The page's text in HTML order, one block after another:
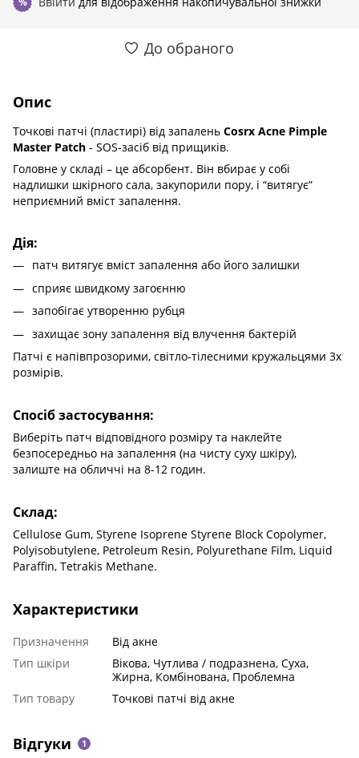
До обраного
Опис
Точкові патчі (пластирі) від запалень Cosrx Acne Pimple
Master Patch - SOS-засіб від прищиків.
Головне у складі – це абсорбент. Він вбирає у собі
надлишки шкірного сала, закупорили пору, і “витягує”
неприємний вміст запалення.
Дія:
патч витягує вміст запалення або його залишки
сприяє швидкому загоєнню
запобігає утворенню рубця
захищає зону запалення від влучення бактерій
Патчі є напівпрозорими, світло-тілесними кружальцями 3х
розмірів.
Спосіб застосування:
Виберіть патч відповідного розміру та наклейте
безпосередньо на запалення (на чисту суху шкіру),
залиште на обличчі на 8-12 годин.
Склад:
Cellulose Gum, Styrene Isoprene Styrene Block Copolymer,
Polyisobutylene, Petroleum Resin, Polyurethane Film, Liquid
Paraffin, Tetrakis Methane.
Характеристики
Призначення
Від акне
Тип шкіри
Вікова, Чутлива / подразнена, Суха,
Жирна, Комбінована, Проблемна
Тип товару
Точкові патчі від акне
Відгуки 1